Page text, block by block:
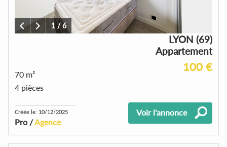
1 /6
LYON (69)
Appartement
100 €
70 m²
4 pièces
Créée le: 10/12/2025
Pro /Agence
Voir l'annonce